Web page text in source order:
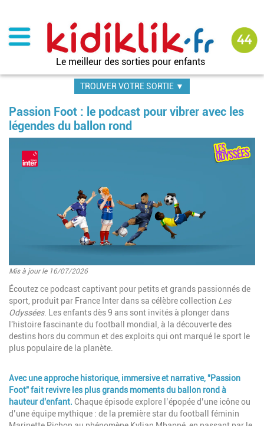
contenu
principal
Le meilleur des sorties pour enfants
TROUVER VOTRE SORTIE ▼
Passion Foot : le podcast pour vibrer avec les
légendes du ballon rond
Mis à jour le 16/07/2026
Introduction
Écoutez ce podcast captivant pour petits et grands passionnés de
sport, produit par France Inter dans sa célèbre collection Les
Odyssées. Les enfants dès 9 ans sont invités à plonger dans
l'histoire fascinante du football mondial, à la découverte des
destins hors du commun et des exploits qui ont marqué le sport le
plus populaire de la planète.
Description
Avec une approche historique, immersive et narrative, "Passion
Foot" fait revivre les plus grands moments du ballon rond à
hauteur d'enfant. Chaque épisode explore l’épopée d’une icône ou
d’une équipe mythique : de la première star du football féminin